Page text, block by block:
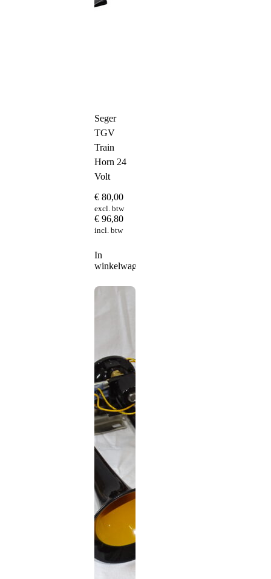
Seger
TGV
Train
Horn 24
Volt
€ 80,00
excl. btw
€ 96,80
incl. btw
In
winkelwagen